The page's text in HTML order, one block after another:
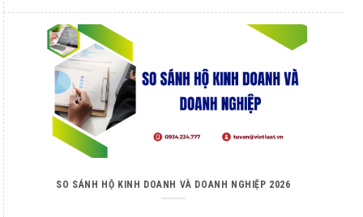
SO SÁNH HỘ KINH DOANH VÀ DOANH NGHIỆP 2026